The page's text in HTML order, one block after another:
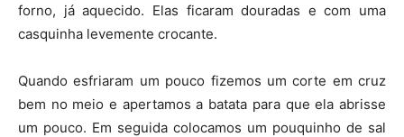
forno, já aquecido. Elas ficaram douradas e com uma
casquinha levemente crocante.
Quando esfriaram um pouco fizemos um corte em cruz
bem no meio e apertamos a batata para que ela abrisse
um pouco. Em seguida colocamos um pouquinho de sal